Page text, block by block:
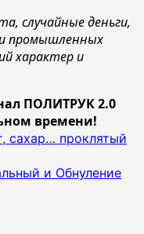
случайные деньги,
промышленных
характер и
ПОЛИТРУК 2.0
времени!
сахар… проклятый
и Обнуление